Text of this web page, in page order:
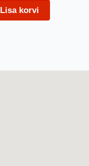
Lisa korvi